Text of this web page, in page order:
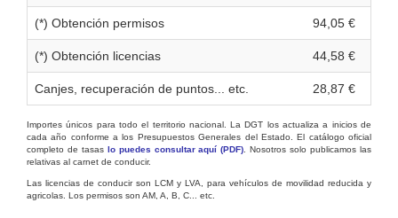
(*) Obtención permisos 94,05 €
(*) Obtención licencias 44,58 €
Canjes, recuperación de puntos... etc. 28,87 €
Importes únicos para todo el territorio nacional. La DGT los actualiza a inicios de
cada año conforme a los Presupuestos Generales del Estado. El catálogo oficial
completo de tasas lo puedes consultar aquí (PDF) . Nosotros solo publicamos las
relativas al carnet de conducir.
Las licencias de conducir son LCM y LVA, para vehículos de movilidad reducida y
agricolas. Los permisos son AM, A, B, C... etc.